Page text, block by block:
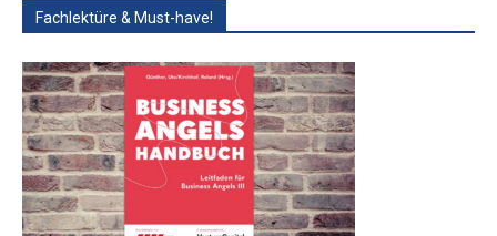
Fachlektüre & Must-have!